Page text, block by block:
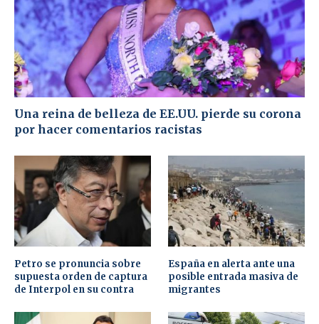
Una reina de belleza de EE.UU. pierde su corona
por hacer comentarios racistas
Petro se pronuncia sobre
supuesta orden de captura
de Interpol en su contra
España en alerta ante una
posible entrada masiva de
migrantes